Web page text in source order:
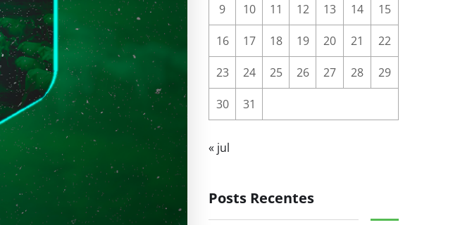
9 10 11 12 13 14 15
16 17 18 19 20 21 22
23 24 25 26 27 28 29
30 31
« jul
Posts Recentes